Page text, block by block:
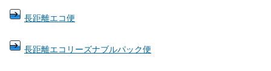
長距離エコ便
長距離エコリーズナブルパック便